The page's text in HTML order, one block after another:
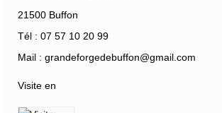
21500 Buffon
Tél : 07 57 10 20 99
Mail : grandeforgedebuffon@gmail.com
Visite en